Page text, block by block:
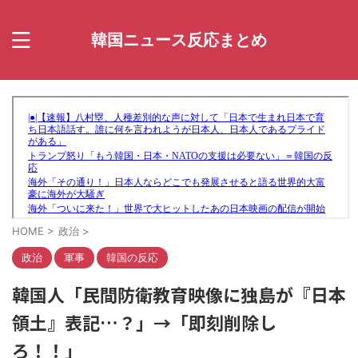
韓国ニュース反応まとめ
HOME > 政治 >
政治 軍事 韓国の反応
韓国人「民間防衛教育映像に独島が『日本
領土』表記…？」→「即刻削除し
ろ！！」